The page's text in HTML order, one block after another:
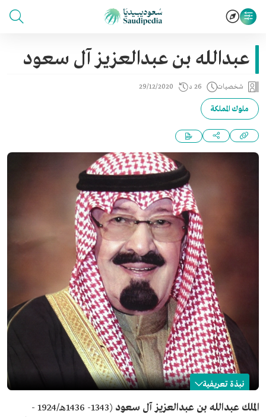
عبدالله بن عبدالعزيز آل سعود
شخصيات 26 د 29/12/2020
ملوك المملكة
نبذة تعريفية
عبدالله بن عبدالعزيز آل سعود
الملك عبدالله بن عبدالعزيز آل سعود
(1343- 1436هـ/1924 -